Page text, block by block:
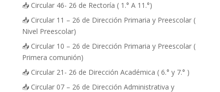
📥 Circular 46- 26 de Rectoría ( 1.° A 11.°)
📥 Circular 11 – 26 de Dirección Primaria y Preescolar (
Nivel Preescolar)
📥 Circular 10 – 26 de Dirección Primaria y Preescolar (
Primera comunión)
📥 Circular 21- 26 de Dirección Académica ( 6.° y 7.° )
📥 Circular 07 – 26 de Dirección Administrativa y